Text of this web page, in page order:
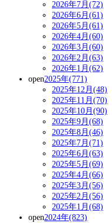
2026年7月(72)
2026年6月(61)
2026年5月(61)
2026年4月(60)
2026年3月(60)
2026年2月(63)
2026年1月(62)
open2025年(771)
2025年12月(48)
2025年11月(70)
2025年10月(90)
2025年9月(68)
2025年8月(46)
2025年7月(71)
2025年6月(63)
2025年5月(69)
2025年4月(66)
2025年3月(56)
2025年2月(56)
2025年1月(68)
open2024年(823)